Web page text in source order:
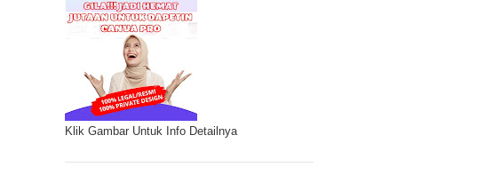
Klik Gambar Untuk Info Detailnya